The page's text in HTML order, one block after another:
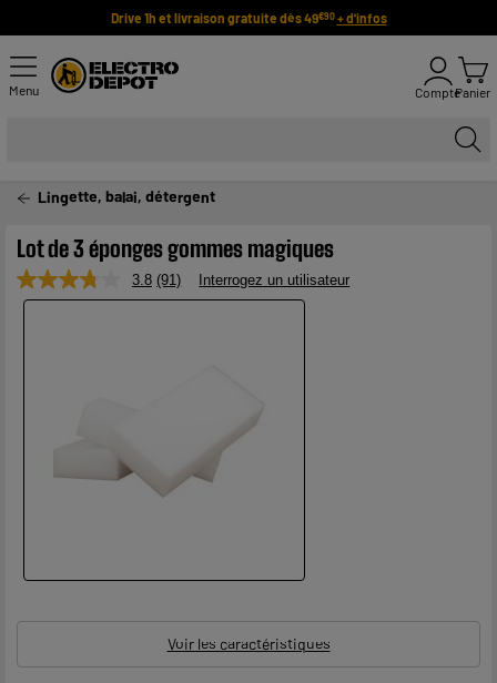
Drive 1h et livraison gratuite dès 49€90 + d'infos
Menu ComptePanier
Lingette, balai, détergent
Lot de 3 éponges gommes magiques
3.8 Lire
91
(91) Interrogez un utilisateur
Voir les caractéristiques